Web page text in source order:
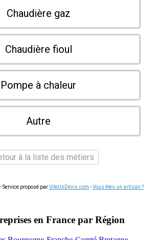
Chaudière gaz
Chaudière fioul
Pompe à chaleur
Autre
à la liste des métiers
- Service proposé parViteUnDevis.com -Vous êtes un artisan ?
en France par Région